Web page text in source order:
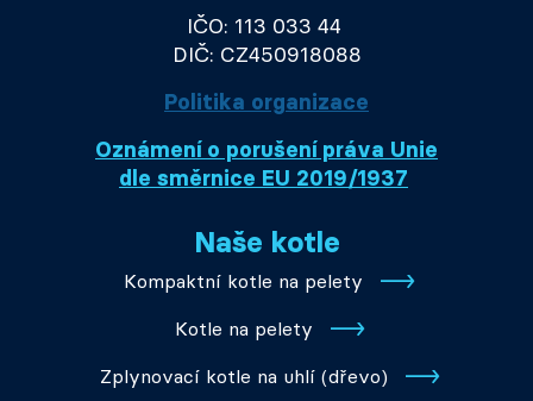
IČO: 113 033 44
DIČ: CZ450918088
Politika organizace
Oznámení o porušení práva Unie
dle směrnice EU 2019/1937
Naše kotle
Kompaktní kotle na pelety
Kotle na pelety
Zplynovací kotle na uhlí (dřevo)